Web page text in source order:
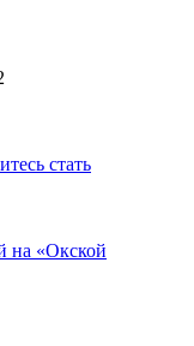
стать
на «Окской